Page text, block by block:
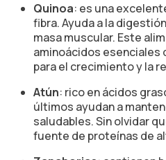
Quinoa: es una
fibra. Ayuda a la
masa muscular. Este
aminoácidos esenciales
para el crecimiento y la
Atún: rico en ácidos
últimos ayudan a
saludables. Sin olvidar
fuente de proteínas de